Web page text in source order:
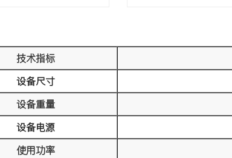
技术指标
设备尺寸
设备重量
设备电源
使用功率